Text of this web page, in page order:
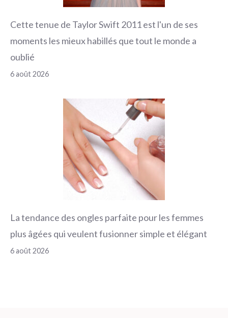
Cette tenue de Taylor Swift 2011 est l'un de ses
moments les mieux habillés que tout le monde a
oublié
6 août 2026
La tendance des ongles parfaite pour les femmes
plus âgées qui veulent fusionner simple et élégant
6 août 2026